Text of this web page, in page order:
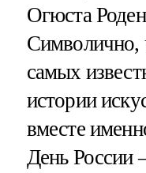
Огюста
Символично,
самых
истории
вместе
День России